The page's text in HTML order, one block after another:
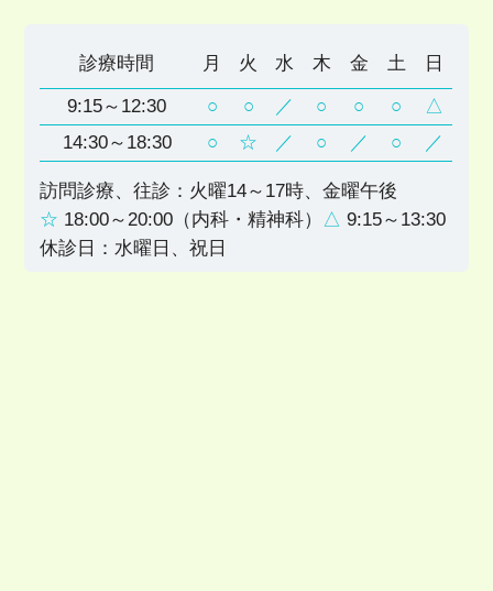
診療時間 月 火 水 木 金 土 日
9:15～12:30 ○ ○ ／ ○ ○ ○
△
14:30～18:30
○ ☆ ／ ○ ／ ○ ／
訪問診療、往診：火曜14～17時、金曜午後
☆ 18:00～20:00（内科・精神科） △ 9:15～13:30
休診日：水曜日、祝日